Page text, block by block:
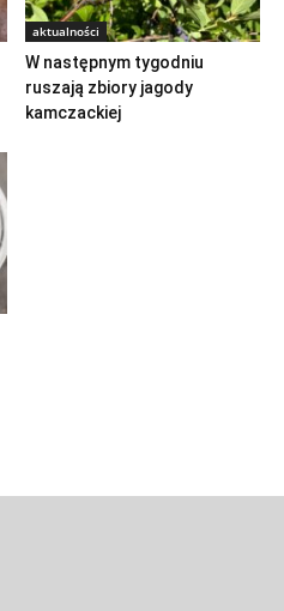
aktualności
W następnym tygodniu
ruszają zbiory jagody
kamczackiej